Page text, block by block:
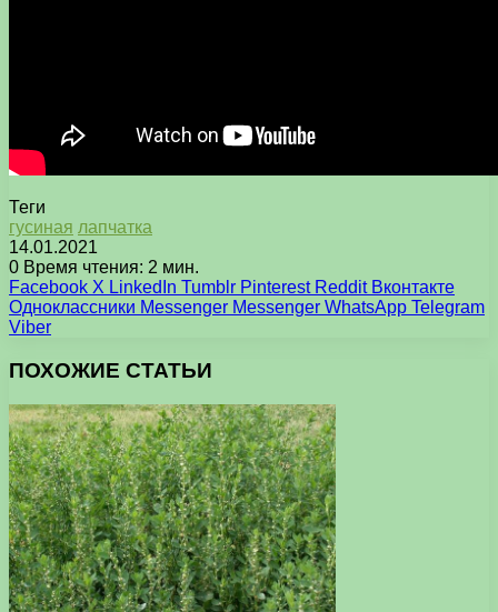
Теги
гусиная лапчатка
14.01.2021
0 Время чтения: 2 мин.
Facebook X LinkedIn Tumblr Pinterest Reddit Вконтакте
Одноклассники Messenger Messenger WhatsApp Telegram
Viber
ПОХОЖИЕ СТАТЬИ